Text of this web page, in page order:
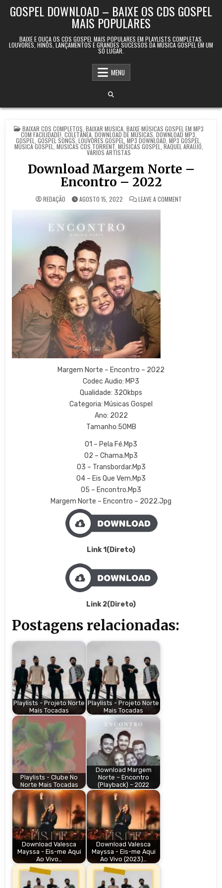
GOSPEL DOWNLOAD – BAIXE OS CDS GOSPEL
MAIS POPULARES
BAIXE E OUÇA OS CDS GOSPEL MAIS POPULARES EM PLAYLISTS COMPLETAS.
LOUVORES, HINOS, LANÇAMENTOS E GRANDES SUCESSOS DA MÚSICA GOSPEL EM UM
SÓ LUGAR.
MENU
POSTED IN
BAIXAR CDS COMPLETOS BAIXAR MUSICA, BAIXE MÚSICAS GOSPEL EM MP3
COM FACILIDADE! COLETÂNEA, DOWNLOAD DE MÚSICAS DOWNLOAD MP3
GOSPEL GOSPEL SONGS LOUVORES GOSPEL MP3 DOWNLOAD MP3 GOSPEL
MÚSICA GOSPEL ‎MUSICAS CDS TORRENT, MÚSICAS GOSPEL RAQUEL ARAÚJO
VÁRIOS ARTISTAS
Download Margem Norte –
Encontro – 2022
REDAÇÃO AGOSTO 15, 2022 LEAVE A COMMENTON DOWNLOAD
Margem Norte – Encontro – 2022
Codec Audio: MP3
Qualidade: 320kbps
Categoria: Músicas Gospel
Ano: 2022
Tamanho:50MB
01 – Pela Fé.Mp3
02 – Chama.Mp3
03 – Transbordar.Mp3
04 – Eis Que Vem.Mp3
05 – Encontro.Mp3
Margem Norte – Encontro – 2022.Jpg
Link 1(Direto)
Link 2(Direto)
Postagens relacionadas:
Playlists - Projeto Norte
Mais Tocadas
Playlists - Projeto Norte
Mais Tocadas
Playlists - Clube No
Norte Mais Tocadas
Download Margem
Norte – Encontro
(Playback) – 2022
Download Valesca
Mayssa - Eis-me Aqui
Ao Vivo…
Download Valesca
Mayssa - Eis-me Aqui
Ao Vivo (2023)…